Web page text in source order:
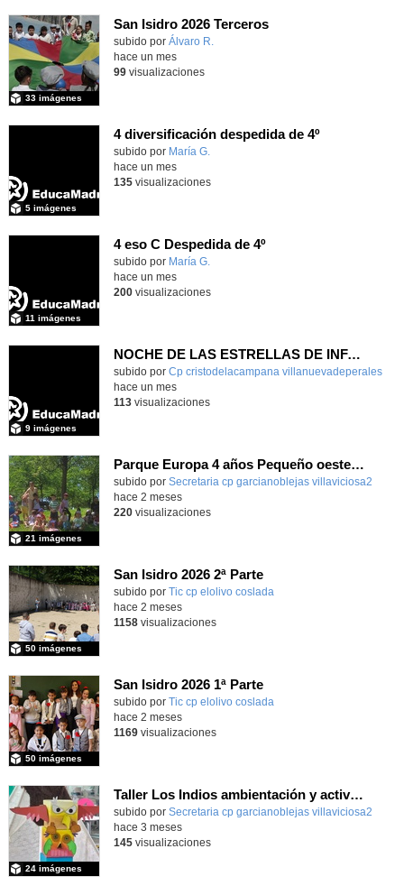
San Isidro 2026 Terceros
Contenido educativo.
subido por Álvaro R.
33 imágenes
hace un mes
99visualizaciones
4 diversificación despedida de 4º
Contenido educativo.
subido por María G.
5 imágenes
hace un mes
135visualizaciones
4 eso C Despedida de 4º
Contenido educativo.
subido por María G.
11 imágenes
hace un mes
200visualizaciones
NOCHE DE LAS ESTRELLAS DE INFANTIL 5 AÑOS
subido por Cp cristodelacampana villanuevadeperales
9 imágenes
-
hace un mes
113visualizaciones
Parque Europa 4 años Pequeño oeste 2025-26
Contenido educativo.
subido por Secretaria cp garcianoblejas villaviciosa2
21 imágenes
hace 2 meses
220visualizaciones
San Isidro 2026 2ª Parte
subido por Tic cp elolivo coslada
50 imágenes
hace 2 meses
1158visualizaciones
San Isidro 2026 1ª Parte
subido por Tic cp elolivo coslada
50 imágenes
hace 2 meses
1169visualizaciones
Taller Los Indios ambientación y actividades 13 mayo 4 años
subido por Secretaria cp garcianoblejas villaviciosa2
24 imágenes
hace 3 meses
145visualizaciones